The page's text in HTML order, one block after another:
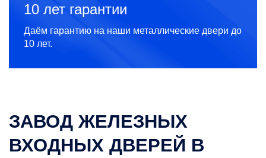
10 лет гарантии
Даём гарантию на наши металлические двери до
10 лет.
ЗАВОД ЖЕЛЕЗНЫХ
ВХОДНЫХ ДВЕРЕЙ В